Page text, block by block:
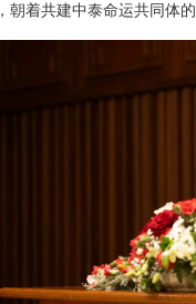
着共建中泰命运共同体